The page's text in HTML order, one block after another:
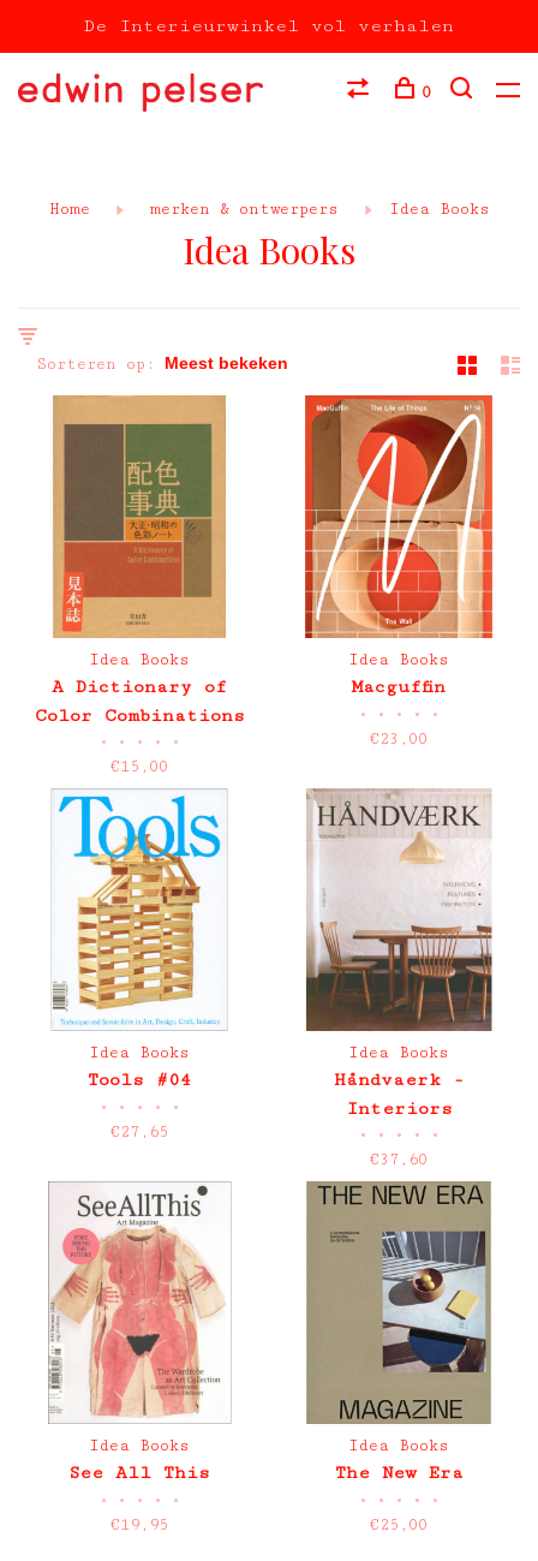
De Interieurwinkel vol verhalen
0
Home merken & ontwerpers Idea Books
Idea Books
Sorteren op:
Idea Books
A Dictionary of
Color Combinations
• • • • •
€15,00
Idea Books
Macguffin
• • • • •
€23,00
Idea Books
Tools #04
• • • • •
€27,65
Idea Books
Håndvaerk -
Interiors
• • • • •
€37,60
Idea Books
See All This
• • • • •
€19,95
Idea Books
The New Era
• • • • •
€25,00